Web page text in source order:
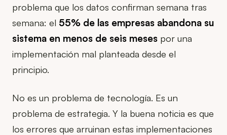
problema que los datos confirman semana tras
semana: el 55% de las empresas abandona su
sistema en menos de seis meses por una
implementación mal planteada desde el
principio.
No es un problema de tecnología. Es un
problema de estrategia. Y la buena noticia es que
los errores que arruinan estas implementaciones